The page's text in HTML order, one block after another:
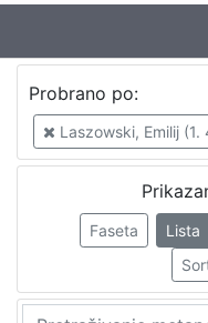
Jezik
hrvatski
cjelina
Probrano po:
Laszowski, Emilij
Faseta Lista